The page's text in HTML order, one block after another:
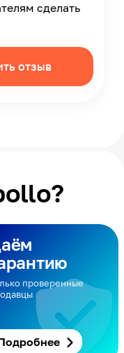
сделать
отзыв
проверенные